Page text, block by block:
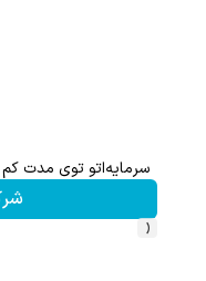
سرمایه‌اتو توی مدت کم
‹